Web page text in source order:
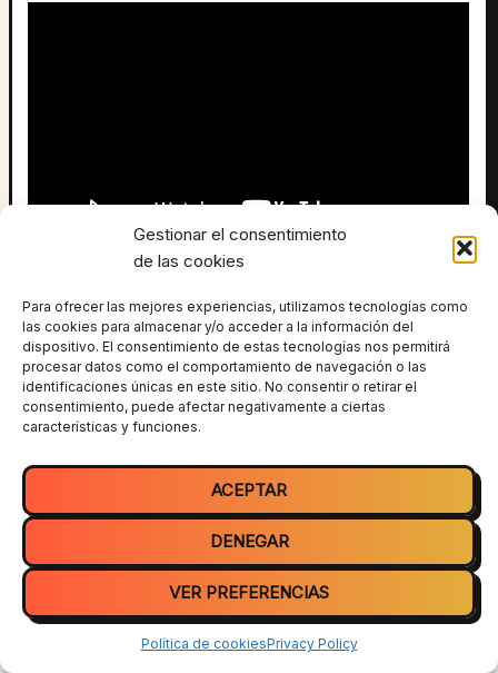
Gestionar el consentimiento
de las cookies
Para ofrecer las mejores experiencias, utilizamos tecnologías como
las cookies para almacenar y/o acceder a la información del
dispositivo. El consentimiento de estas tecnologías nos permitirá
procesar datos como el comportamiento de navegación o las
identificaciones únicas en este sitio. No consentir o retirar el
consentimiento, puede afectar negativamente a ciertas
características y funciones.
ACEPTAR
DENEGAR
VER PREFERENCIAS
Política de cookiesPrivacy Policy
mentira, todas… menos una.
A ver si adivináis cual es la verdadera.
ANTERIOR
Todos los derechos © 2026 Tiparraco | Funciona gracias a
Astra para WordPress